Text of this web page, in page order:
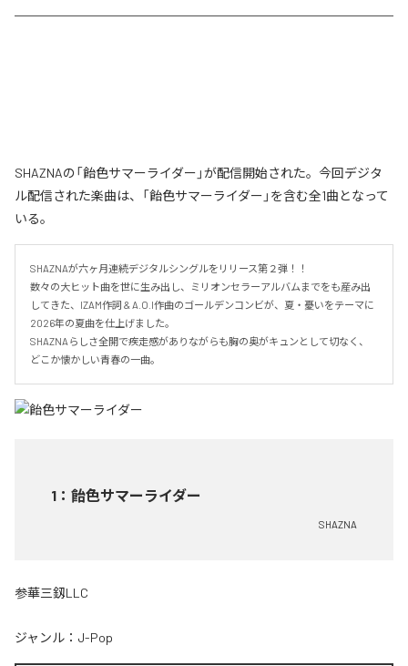
SHAZNAの「飴色サマーライダー」が配信開始された。今回デジタ
ル配信された楽曲は、「飴色サマーライダー」を含む全1曲となって
いる。
SHAZNAが六ヶ月連続デジタルシングルをリリース第２弾！！
数々の大ヒット曲を世に生み出し、ミリオンセラーアルバムまでをも産み出
してきた、IZAM作詞 & A.O.I作曲のゴールデンコンビが、夏・憂いをテーマに
2026年の夏曲を仕上げました。
SHAZNAらしさ全開で疾走感がありながらも胸の奥がキュンとして切なく、
どこか懐かしい青春の一曲。
1 ： 飴色サマーライダー
SHAZNA
参華三釼LLC
ジャンル： J-Pop